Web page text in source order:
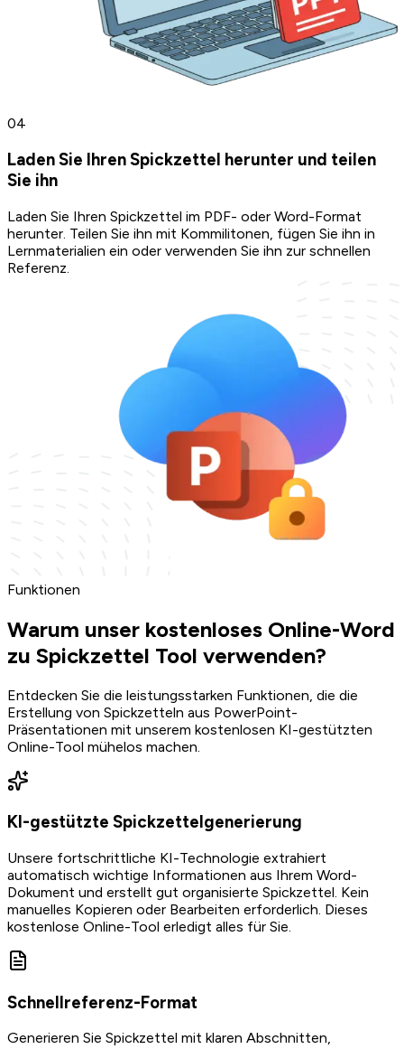
04
Laden Sie Ihren Spickzettel herunter und teilen
Sie ihn
Laden Sie Ihren Spickzettel im PDF- oder Word-Format
herunter. Teilen Sie ihn mit Kommilitonen, fügen Sie ihn in
Lernmaterialien ein oder verwenden Sie ihn zur schnellen
Referenz.
Funktionen
Warum unser kostenloses Online-Word
zu Spickzettel Tool verwenden?
Entdecken Sie die leistungsstarken Funktionen, die die
Erstellung von Spickzetteln aus PowerPoint-
Präsentationen mit unserem kostenlosen KI-gestützten
Online-Tool mühelos machen.
KI-gestützte Spickzettelgenerierung
Unsere fortschrittliche KI-Technologie extrahiert
automatisch wichtige Informationen aus Ihrem Word-
Dokument und erstellt gut organisierte Spickzettel. Kein
manuelles Kopieren oder Bearbeiten erforderlich. Dieses
kostenlose Online-Tool erledigt alles für Sie.
Schnellreferenz-Format
Generieren Sie Spickzettel mit klaren Abschnitten,